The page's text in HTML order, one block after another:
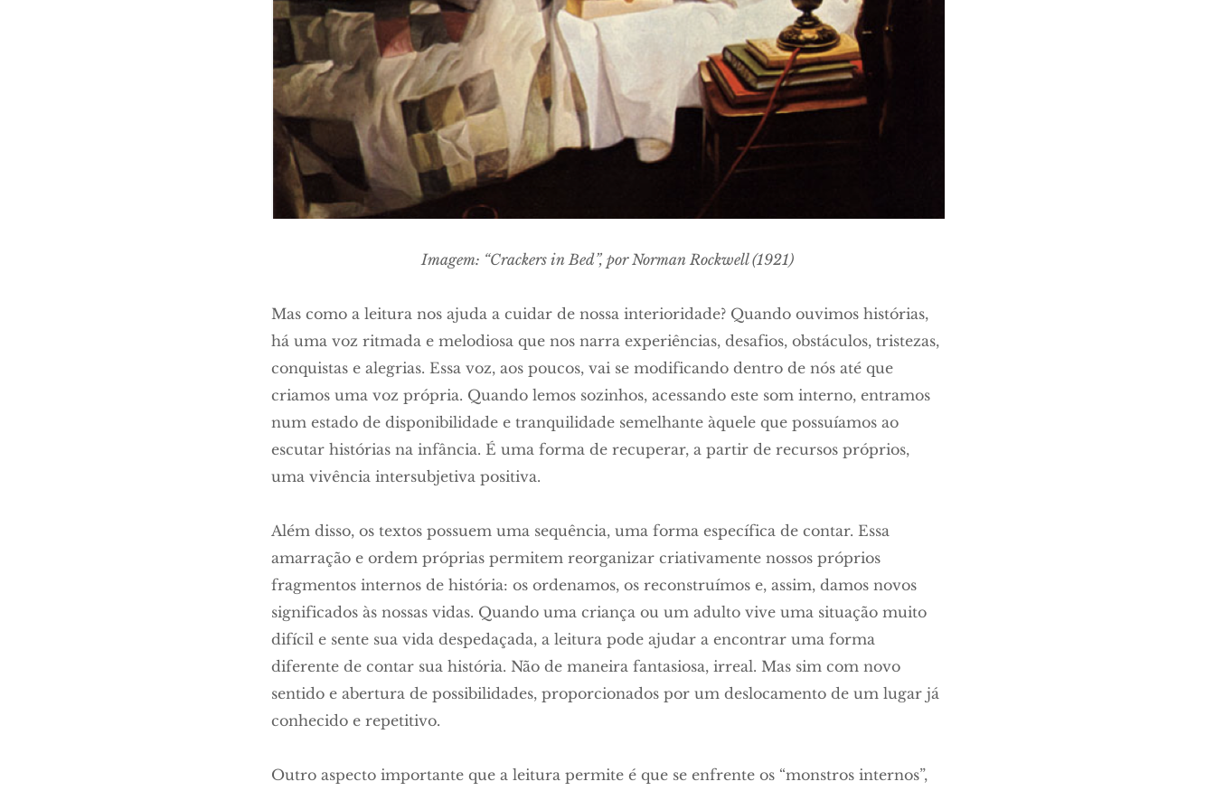
Imagem: “Crackers in Bed”, por Norman Rockwell (1921)
Mas como a leitura nos ajuda a cuidar de nossa interioridade? Quando ouvimos histórias,
há uma voz ritmada e melodiosa que nos narra experiências, desafios, obstáculos, tristezas,
conquistas e alegrias. Essa voz, aos poucos, vai se modificando dentro de nós até que
criamos uma voz própria. Quando lemos sozinhos, acessando este som interno, entramos
num estado de disponibilidade e tranquilidade semelhante àquele que possuíamos ao
escutar histórias na infância. É uma forma de recuperar, a partir de recursos próprios,
uma vivência intersubjetiva positiva.
Além disso, os textos possuem uma sequência, uma forma específica de contar. Essa
amarração e ordem próprias permitem reorganizar criativamente nossos próprios
fragmentos internos de história: os ordenamos, os reconstruímos e, assim, damos novos
significados às nossas vidas. Quando uma criança ou um adulto vive uma situação muito
difícil e sente sua vida despedaçada, a leitura pode ajudar a encontrar uma forma
diferente de contar sua história. Não de maneira fantasiosa, irreal. Mas sim com novo
sentido e abertura de possibilidades, proporcionados por um deslocamento de um lugar já
conhecido e repetitivo.
Outro aspecto importante que a leitura permite é que se enfrente os “monstros internos”,